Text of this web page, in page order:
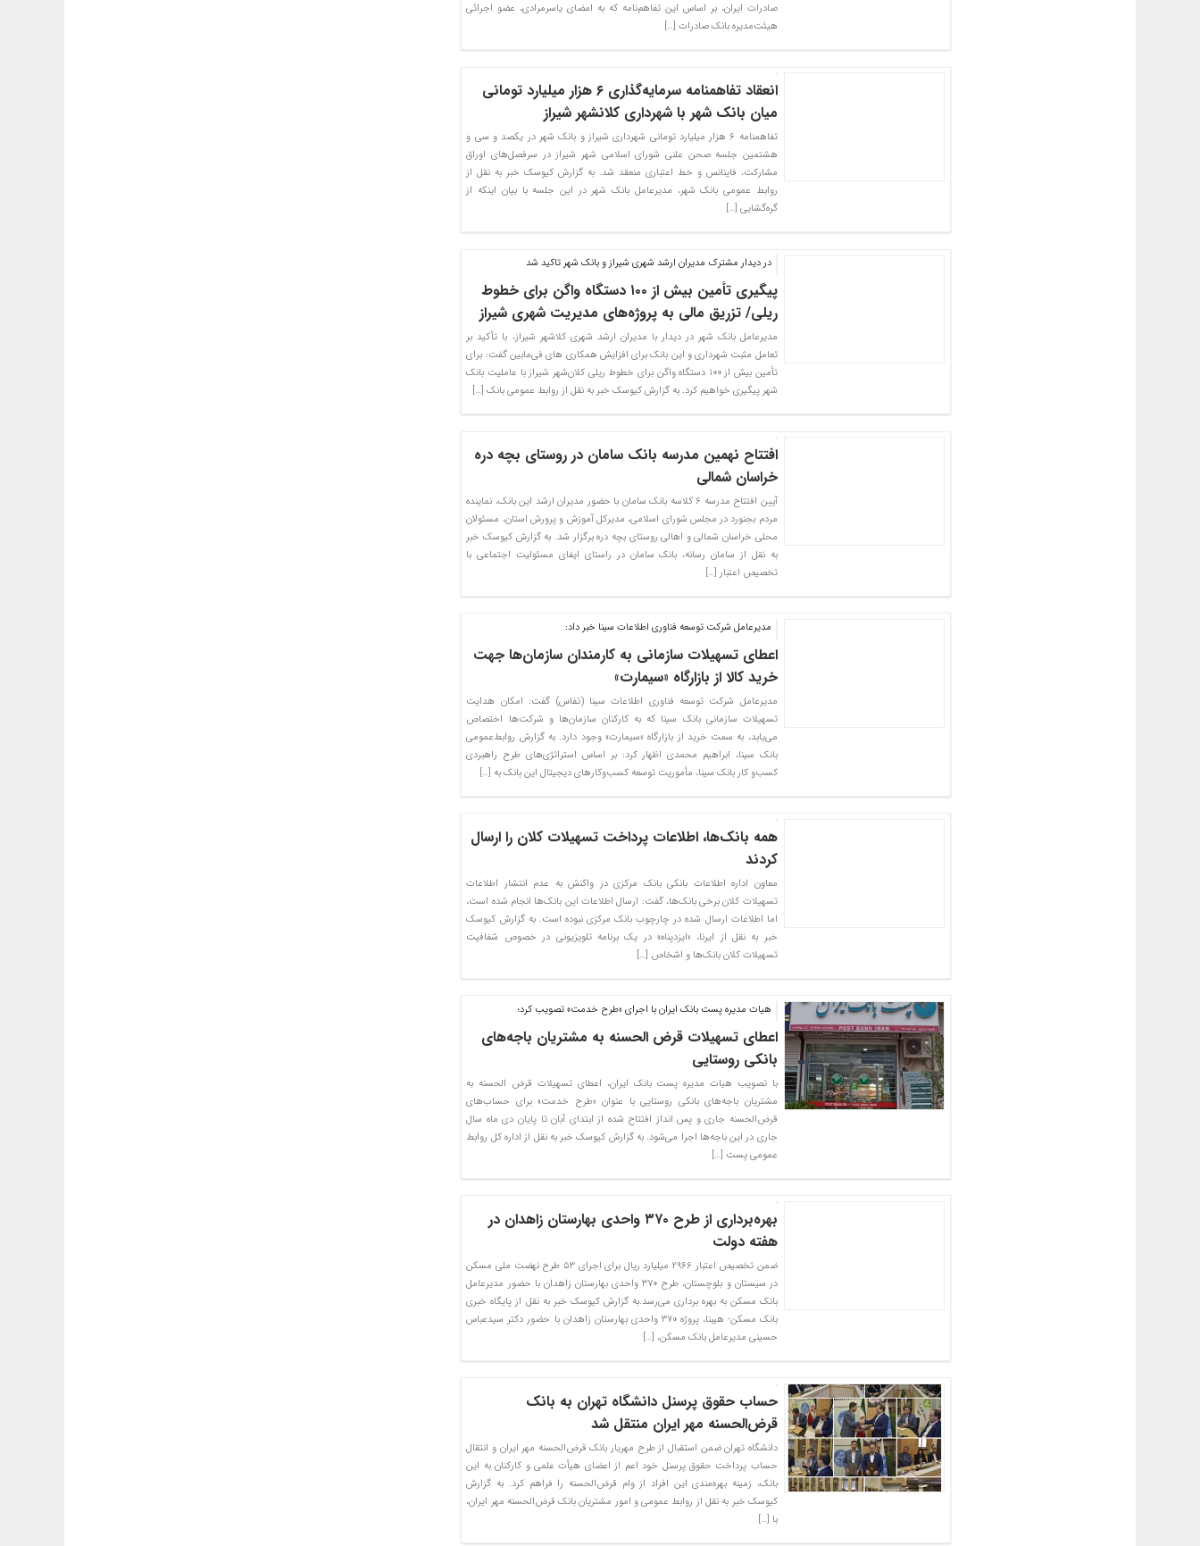
صادرات ایران، بر اساس این تفاهم‌نامه که به امضای یاسرمرادی، عضو اجرائی
هیئت‌مدیره بانک صادرات […]
انعقاد تفاهمنامه سرمایه‌گذاری ۶ هزار میلیارد تومانی
میان بانک شهر با شهرداری کلانشهر شیراز
تفاهمنامه ۶ هزار میلیارد تومانی شهرداری شیراز و بانک شهر در یکصد و سی‌ و
هشتمین جلسه صحن علنی شورای اسلامی شهر شیراز در سرفصل‌های اوراق
مشارکت، فاینانس و خط اعتباری منعقد شد. به گزارش کیوسک خبر به نقل از
روابط عمومی بانک شهر، مدیرعامل بانک شهر در این جلسه با بیان اینکه از
گره‌گشایی […]
در دیدار مشترک مدیران ارشد شهری شیراز و بانک شهر تاکید شد
پیگیری تأمین بیش از ۱۰۰ دستگاه واگن برای خطوط
ریلی/ تزریق مالی به پروژه‌های مدیریت شهری شیراز
مدیرعامل بانک شهر در دیدار با مدیران ارشد شهری کلا‌شهر شیراز، با تأکید بر
تعامل مثبت شهرداری و این بانک برای افزایش همکاری های فی‌مابین گفت: برای
تأمین بیش از ۱۰۰ دستگاه واگن برای خطوط ریلی کلان‌شهر شیراز با عاملیت بانک
شهر پیگیری خواهیم کرد. به گزارش کیوسک خبر به نقل از روابط عمومی بانک […]
افتتاح نهمین مدرسه بانک سامان در روستای بچه دره
خراسان شمالی
آیین افتتاح مدرسه ۶ کلاسه بانک سامان با حضور مدیران ارشد این بانک، نماینده
مردم بجنورد در مجلس شورای اسلامی، مدیرکل آموزش و پرورش استان، مسئولان
محلی خراسان شمالی و اهالی روستای بچه دره برگزار شد. به گزارش کیوسک خبر
به نقل از سامان رسانه، بانک سامان در راستای ایفای مسئولیت اجتماعی با
تخصیص اعتبار […]
مدیرعامل شرکت توسعه فناوری اطلاعات سینا خبر داد:
اعطای تسهیلات سازمانی به کارمندان سازمان‌ها جهت
خرید کالا از بازارگاه «سیمارت»
مدیرعامل شرکت توسعه فناوری اطلاعات سینا (تفاس) گفت: امکان هدایت
تسهیلات سازمانی بانک سینا که به کارکنان سازمان‌ها و شرکت‌ها اختصاص
می‌یابد، به سمت خرید از بازارگاه «سیمارت» وجود دارد. به گزارش روابط‌عمومی
بانک سینا، ابراهیم محمدی اظهار کرد: بر اساس استراتژی‌های طرح راهبردی
کسب‌و کار بانک سینا، مأموریت توسعه کسب‌وکارهای دیجیتال این بانک به […]
همه بانک‌ها، اطلاعات پرداخت تسهیلات کلان را ارسال
کردند
معاون اداره اطلاعات بانکی بانک مرکزی در واکنش به عدم انتشار اطلاعات
تسهیلات کلان برخی بانک‌ها، گفت: ارسال اطلاعات این بانک‌ها انجام شده است،
اما اطلاعات ارسال شده در چارچوب بانک مرکزی نبوده است. به گزارش کیوسک
خبر به نقل از ایرنا، «ایزدپناه» در یک برنامه تلویزیونی در خصوص شفافیت
تسهیلات کلان بانک‌ها و اشخاص […]
هیات مدیره پست بانک ایران با اجرای «طرح خدمت» تصویب کرد؛
اعطای تسهیلات قرض الحسنه به مشتریان باجه‌های
بانکی روستایی
با تصویب هیات مدیره پست بانک ایران، اعطای تسهیلات قرض الحسنه به
مشتریان باجه‌های بانکی روستایی با عنوان «طرح خدمت» برای حساب‌های
قرض‌الحسنه جاری و پس انداز افتتاح شده از ابتدای آبان تا پایان دی ماه سال
جاری در این باجه‌ها اجرا می‌شود. به گزارش کیوسک خبر به نقل از اداره کل روابط
عمومی پست […]
بهره‌برداری از طرح ۳۷۰ واحدی بهارستان زاهدان در
هفته دولت
ضمن تخصیص اعتبار ۲۹۶۶ میلیارد ریال برای اجرای ۵۳ طرح نهضت ملی مسکن
در سیستان و بلوچستان، طرح ۳۷۰ واحدی بهارستان زاهدان با حضور مدیرعامل
بانک مسکن به بهره برداری می‌رسد.به گزارش کیوسک خبر به نقل از پایگاه خبری
بانک مسکن- هیبنا، پروژه ۳۷۰ واحدی بهارستان زاهدان با حضور دکتر سیدعباس
حسینی مدیرعامل بانک مسکن، […]
حساب حقوق پرسنل دانشگاه تهران به بانک
قرض‌الحسنه مهر ایران منتقل شد
دانشگاه تهران ضمن استقبال از طرح مهریار بانک قرض‌الحسنه مهر ایران و انتقال
حساب پرداخت حقوق پرسنل خود اعم از اعضای هیأت علمی و کارکنان به این
بانک، زمینه بهره‌مندی این افراد از وام قرض‌الحسنه را فراهم کرد. به گزارش
کیوسک خبر به نقل از روابط عمومی و امور مشتریان بانک قرض‌الحسنه مهر ایران،
با […]